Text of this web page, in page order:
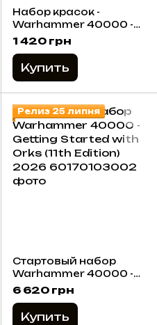
Набор красок -
Warhammer 40000 -
Orks: Boyz + Paints
1 420 грн
Купить
Релиз 25 липня
Стартовый набор
Warhammer 40000 -
Getting Started with
Orks (11th Edition)
2026
6 620 грн
Купить